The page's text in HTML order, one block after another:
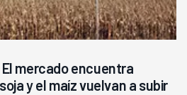
mercado encuentra
y el maíz vuelvan a subir